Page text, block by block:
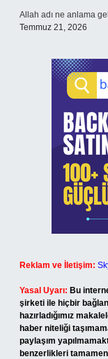
Allah adı ne anlama
Temmuz 21, 2026
Reklam ve İletişim:
Yasal Uyarı: Bu
şirketi ile hiçbir
hazırladığımız
haber niteliği
paylaşım
benzerlikleri